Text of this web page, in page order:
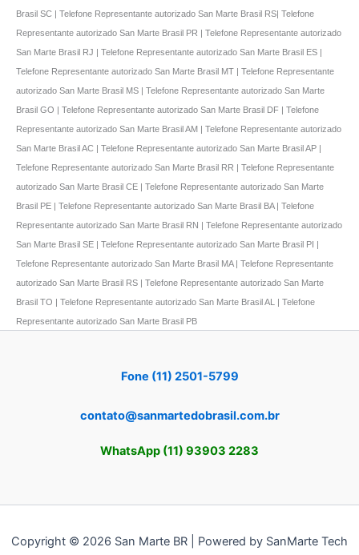
Brasil SC | Telefone Representante autorizado San Marte Brasil RS| Telefone
Representante autorizado San Marte Brasil PR | Telefone Representante autorizado
San Marte Brasil RJ | Telefone Representante autorizado San Marte Brasil ES |
Telefone Representante autorizado San Marte Brasil MT | Telefone Representante
autorizado San Marte Brasil MS | Telefone Representante autorizado San Marte
Brasil GO | Telefone Representante autorizado San Marte Brasil DF | Telefone
Representante autorizado San Marte Brasil AM | Telefone Representante autorizado
San Marte Brasil AC | Telefone Representante autorizado San Marte Brasil AP |
Telefone Representante autorizado San Marte Brasil RR | Telefone Representante
autorizado San Marte Brasil CE | Telefone Representante autorizado San Marte
Brasil PE | Telefone Representante autorizado San Marte Brasil BA | Telefone
Representante autorizado San Marte Brasil RN | Telefone Representante autorizado
San Marte Brasil SE | Telefone Representante autorizado San Marte Brasil PI |
Telefone Representante autorizado San Marte Brasil MA | Telefone Representante
autorizado San Marte Brasil RS | Telefone Representante autorizado San Marte
Brasil TO | Telefone Representante autorizado San Marte Brasil AL | Telefone
Representante autorizado San Marte Brasil PB
Fone (11) 2501-5799
contato@sanmartedobrasil.com.br
WhatsApp (11) 93903 2283
Copyright © 2026 San Marte BR | Powered by SanMarte Tech